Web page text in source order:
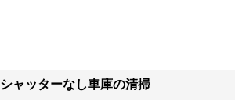
シャッターなし車庫の清掃